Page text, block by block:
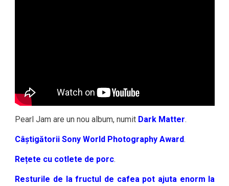
Pearl Jam are un nou album, numit Dark Matter.
Câștigătorii Sony World Photography Award.
Rețete cu cotlete de porc.
Resturile de la fructul de cafea pot ajuta enorm la